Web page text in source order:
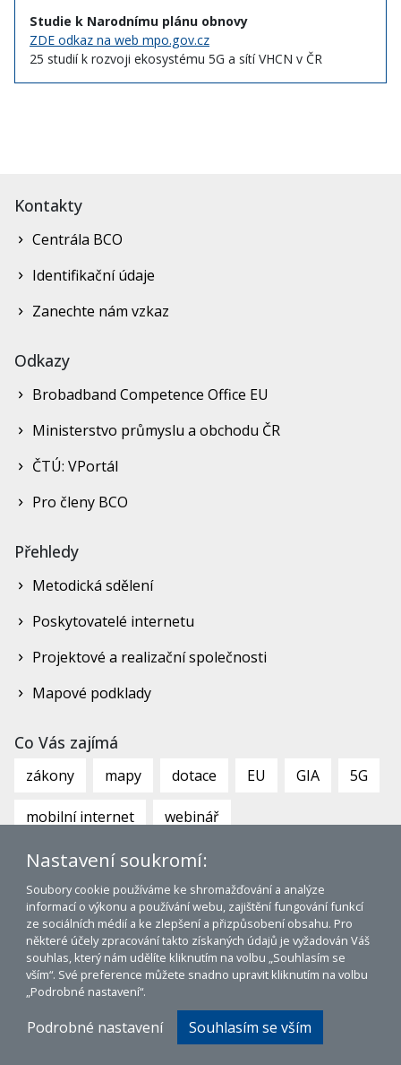
Studie k Narodnímu plánu obnovy
ZDE odkaz na web mpo.gov.cz
25 studií k rozvoji ekosystému 5G a sítí VHCN v ČR
Kontakty
Centrála BCO
Identifikační údaje
Zanechte nám vzkaz
Odkazy
Brobadband Competence Office EU
Ministerstvo průmyslu a obchodu ČR
ČTÚ: VPortál
Pro členy BCO
Přehledy
Metodická sdělení
Poskytovatelé internetu
Projektové a realizační společnosti
Mapové podklady
Co Vás zajímá
zákony mapy dotace EU GIA 5G
mobilní internet webinář
www.bco.gov.cz| www.bconetwork.cz
Mapa stránek| Tagy | Prohlášení o přístupnosti
© 2026 Broadband Competence Office ČR
Lubor Mrázek, mSystem 5.2
Nastavení soukromí:
Soubory cookie používáme ke shromažďování a analýze
informací o výkonu a používání webu, zajištění fungování funkcí
ze sociálních médií a ke zlepšení a přizpůsobení obsahu. Pro
některé účely zpracování takto získaných údajů je vyžadován Váš
souhlas, který nám udělíte kliknutím na volbu „Souhlasím se
vším“. Své preference můžete snadno upravit kliknutím na volbu
„Podrobné nastavení“.
Podrobné nastavení Souhlasím se vším